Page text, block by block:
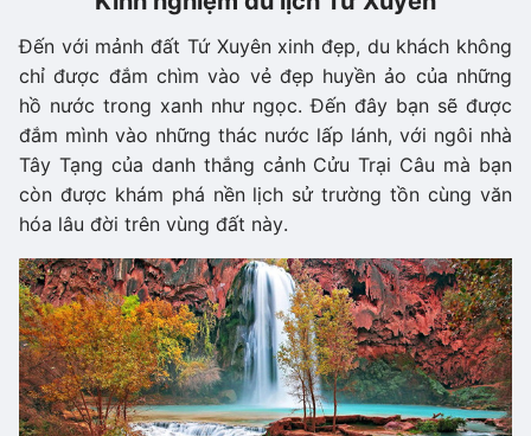
Đến với mảnh đất Tứ Xuyên xinh đẹp, du khách không
chỉ được đắm chìm vào vẻ đẹp huyền ảo của những
hồ nước trong xanh như ngọc. Đến đây bạn sẽ được
đắm mình vào những thác nước lấp lánh, với ngôi nhà
Tây Tạng của danh thắng cảnh Cửu Trại Câu mà bạn
còn được khám phá nền lịch sử trường tồn cùng văn
hóa lâu đời trên vùng đất này.